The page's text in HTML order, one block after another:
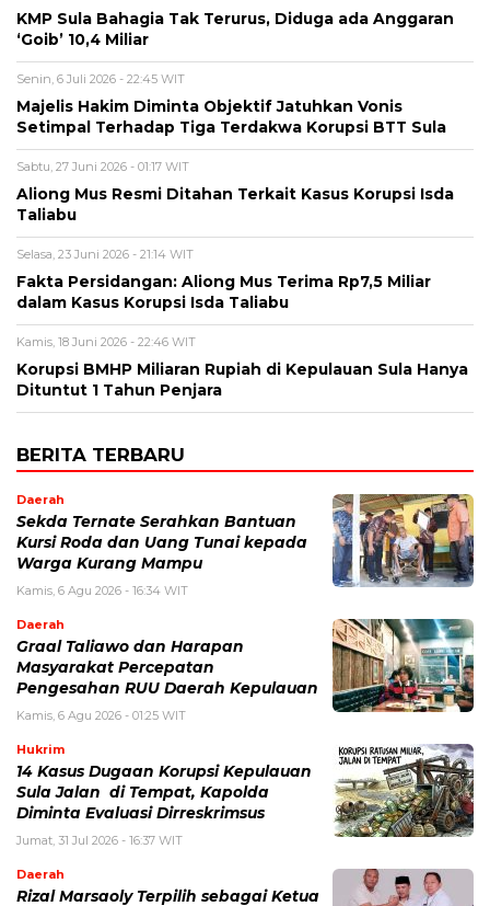
KMP Sula Bahagia Tak Terurus, Diduga ada Anggaran
‘Goib’ 10,4 Miliar
Senin, 6 Juli 2026 - 22:45 WIT
Majelis Hakim Diminta Objektif Jatuhkan Vonis
Setimpal Terhadap Tiga Terdakwa Korupsi BTT Sula
Sabtu, 27 Juni 2026 - 01:17 WIT
Aliong Mus Resmi Ditahan Terkait Kasus Korupsi Isda
Taliabu
Selasa, 23 Juni 2026 - 21:14 WIT
Fakta Persidangan: Aliong Mus Terima Rp7,5 Miliar
dalam Kasus Korupsi Isda Taliabu
Kamis, 18 Juni 2026 - 22:46 WIT
Korupsi BMHP Miliaran Rupiah di Kepulauan Sula Hanya
Dituntut 1 Tahun Penjara
BERITA TERBARU
Daerah
Sekda Ternate Serahkan Bantuan
Kursi Roda dan Uang Tunai kepada
Warga Kurang Mampu
Kamis, 6 Agu 2026 - 16:34 WIT
Daerah
Graal Taliawo dan Harapan
Masyarakat Percepatan
Pengesahan RUU Daerah Kepulauan
Kamis, 6 Agu 2026 - 01:25 WIT
Hukrim
14 Kasus Dugaan Korupsi Kepulauan
Sula Jalan di Tempat, Kapolda
Diminta Evaluasi Dirreskrimsus
Jumat, 31 Jul 2026 - 16:37 WIT
Daerah
Rizal Marsaoly Terpilih sebagai Ketua